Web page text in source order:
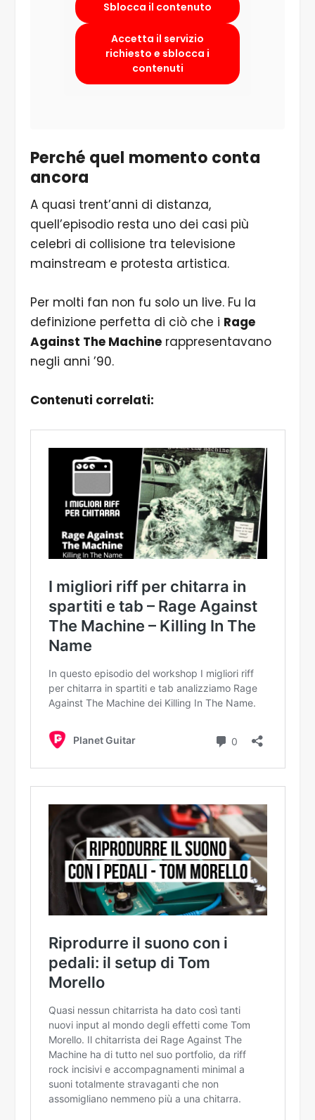
Sblocca il contenuto
Accetta il servizio
richiesto e sblocca i
contenuti
Perché quel momento conta
ancora
A quasi trent’anni di distanza,
quell’episodio resta uno dei casi più
celebri di collisione tra televisione
mainstream e protesta artistica.
Per molti fan non fu solo un live. Fu la
definizione perfetta di ciò che i Rage
Against The Machinerappresentavano
negli anni ’90.
Contenuti correlati: